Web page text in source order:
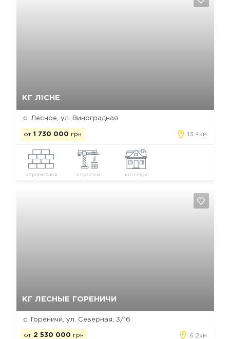
КГ ЛІСНЕ
с. Лесное, ул. Виноградная
от 1 730 000 грн 13.4км
керамоблок строится коттедж
КГ ЛЕСНЫЕ ГОРЕНИЧИ
с. Гореничи, ул. Северная, 3/16
от 2 530 000 грн 6.2км